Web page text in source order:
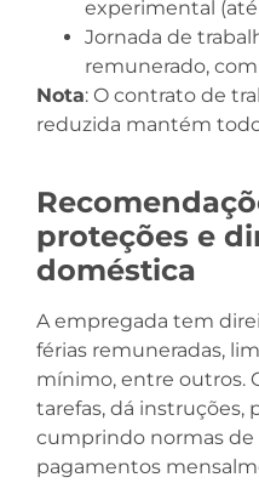
experimental (até
Jornada de
remunerado,
Nota: O contrato de
reduzida mantém
proteções e
doméstica
A empregada tem
férias remuneradas,
mínimo, entre outros.
tarefas, dá instruções,
cumprindo normas
pagamentos